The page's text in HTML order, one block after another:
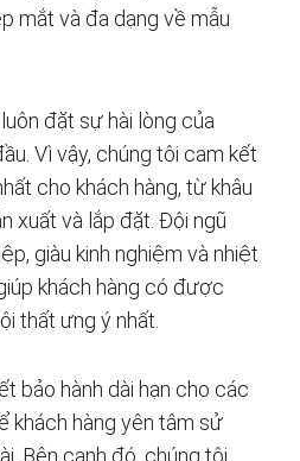
mắt và đa dạng về mẫu
đặt sự hài lòng của
Vì vậy, chúng tôi cam kết
cho khách hàng, từ khâu
xuất và lắp đặt. Đội ngũ
giàu kinh nghiệm và nhiệt
khách hàng có được
thất ưng ý nhất.
bảo hành dài hạn cho các
khách hàng yên tâm sử